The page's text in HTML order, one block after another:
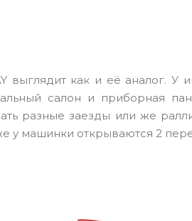
выглядит как и её аналог. У
салон и приборная
разные заезды или же
у машинки открываются 2